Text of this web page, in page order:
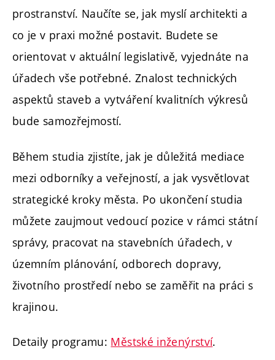
prostranství. Naučíte se, jak myslí architekti a
co je v praxi možné postavit. Budete se
orientovat v aktuální legislativě, vyjednáte na
úřadech vše potřebné. Znalost technických
aspektů staveb a vytváření kvalitních výkresů
bude samozřejmostí.
Během studia zjistíte, jak je důležitá mediace
mezi odborníky a veřejností, a jak vysvětlovat
strategické kroky města. Po ukončení studia
můžete zaujmout vedoucí pozice v rámci státní
správy, pracovat na stavebních úřadech, v
územním plánování, odborech dopravy,
životního prostředí nebo se zaměřit na práci s
krajinou.
Detaily programu: Městské inženýrství.